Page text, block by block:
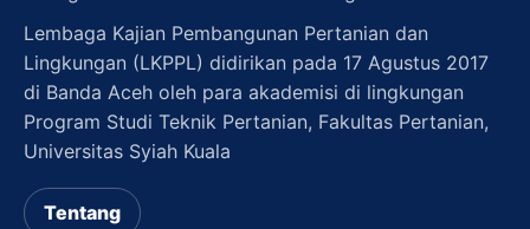
Lembaga Kajian Pembangunan Pertanian dan
Lingkungan (LKPPL) didirikan pada 17 Agustus 2017
di Banda Aceh oleh para akademisi di lingkungan
Program Studi Teknik Pertanian, Fakultas Pertanian,
Universitas Syiah Kuala
Tentang